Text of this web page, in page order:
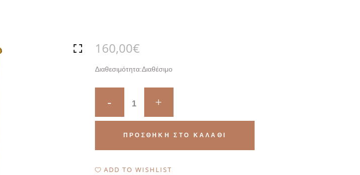
160,00€
Διαθεσιμότητα:Διαθέσιμο
ΠΡΟΣΘΉΚΗ ΣΤΟ ΚΑΛΆΘΙ
ADD TO WISHLIST